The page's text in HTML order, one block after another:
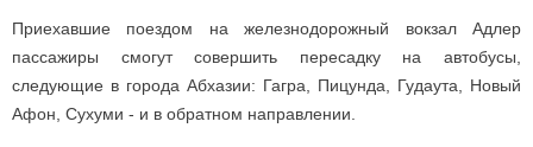
Приехавшие поездом на железнодорожный вокзал Адлер
пассажиры смогут совершить пересадку на автобусы,
следующие в города Абхазии: Гагра, Пицунда, Гудаута, Новый
Афон, Сухуми - и в обратном направлении.